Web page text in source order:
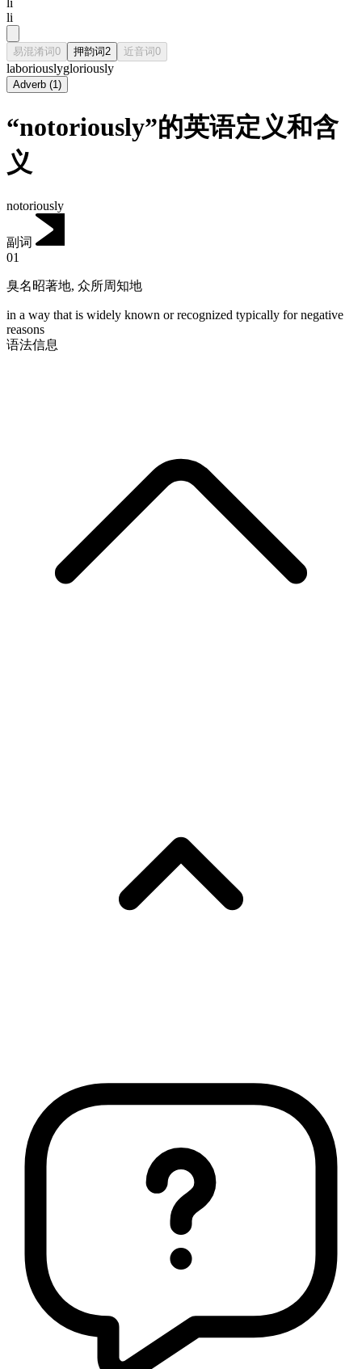
li
易混淆词0 押韵词2 近音词0
laboriouslygloriously
Adverb (1)
“notoriously”的英语定义和含
义
notoriously
副词
01
臭名昭著地, 众所周知地
in a way that is widely known or recognized typically for negative
reasons
语法信息